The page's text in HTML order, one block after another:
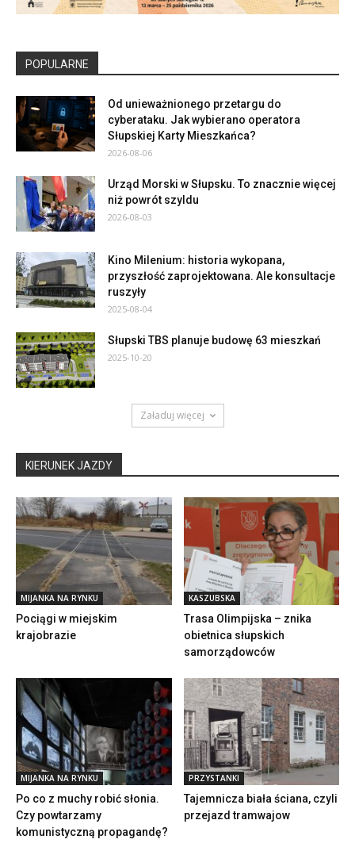
POPULARNE
Od unieważnionego przetargu do
cyberataku. Jak wybierano operatora
Słupskiej Karty Mieszkańca?
2026-08-06
Urząd Morski w Słupsku. To znacznie więcej
niż powrót szyldu
2026-08-03
Kino Milenium: historia wykopana,
przyszłość zaprojektowana. Ale konsultacje
ruszyły
2025-08-04
Słupski TBS planuje budowę 63 mieszkań
2025-10-20
Załaduj więcej
KIERUNEK JAZDY
MIJANKA NA RYNKU
Pociągi w miejskim
krajobrazie
KASZUBSKA
Trasa Olimpijska – znika
obietnica słupskich
samorządowców
MIJANKA NA RYNKU
Po co z muchy robić słonia.
Czy powtarzamy
komunistyczną propagandę?
PRZYSTANKI
Tajemnicza biała ściana, czyli
przejazd tramwajow